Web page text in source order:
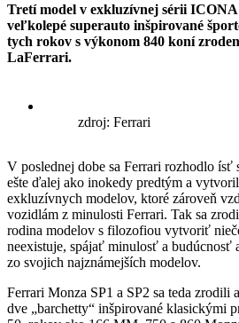
Tretí model v exkluzívnej sérii
veľkolepé superauto inšpirované
tych rokov s výkonom 840 koní
LaFerrari.
zdroj: Ferrari
V poslednej dobe sa Ferrari rozhodlo ísť
ešte ďalej ako inokedy predtým a
exkluzívnych modelov, ktoré zároveň
vozidlám z minulosti Ferrari. Tak sa
rodina modelov s filozofiou vytvoriť
neexistuje, spájať minulosť a budúcnosť
zo svojich najznámejších modelov.
Ferrari Monza SP1 a SP2 sa teda zrodili
dve „barchetty“ inšpirované klasickými